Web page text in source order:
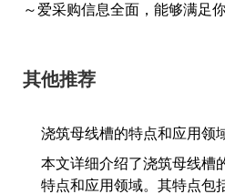
～爱采购信息全面，能够满足
其他推荐
浇筑母线槽的特点和应用领
本文详细介绍了浇筑母线槽
特点和应用领域。其特点包